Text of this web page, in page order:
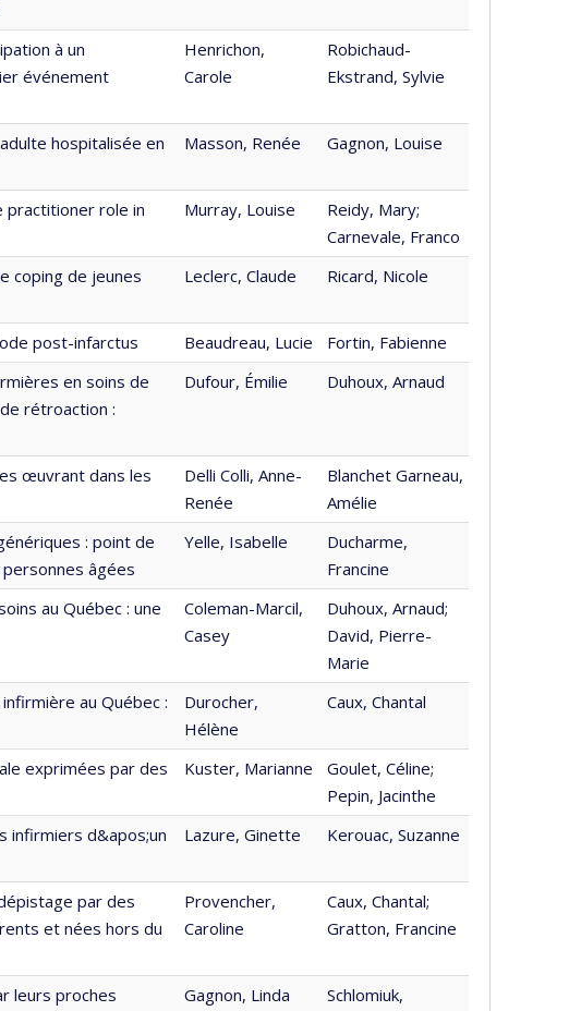
à un
événement
Henrichon,
Carole
Robichaud-
Ekstrand, Sylvie
hospitalisée en
Masson, Renée Gagnon, Louise
practitioner role in
Murray, Louise
Reidy, Mary;
Carnevale, Franco
coping de jeunes
Leclerc, Claude Ricard, Nicole
post-infarctus Beaudreau, Lucie
Fortin, Fabienne
en soins de
rétroaction :
Dufour, Émilie Duhoux, Arnaud
œuvrant dans les
Delli Colli, Anne-
Renée
Blanchet Garneau,
Amélie
: point de
âgées
Yelle, Isabelle
Ducharme,
Francine
au Québec : une
Coleman-Marcil,
Casey
Duhoux, Arnaud;
David, Pierre-
Marie
au Québec :
Durocher,
Hélène
Caux, Chantal
exprimées par des
Kuster, Marianne
Goulet, Céline;
Pepin, Jacinthe
infirmiers d&apos;un
Lazure, Ginette Kerouac, Suzanne
par des
et nées hors du
Provencher,
Caroline
Caux, Chantal;
Gratton, Francine
leurs proches Gagnon, Linda
Schlomiuk,